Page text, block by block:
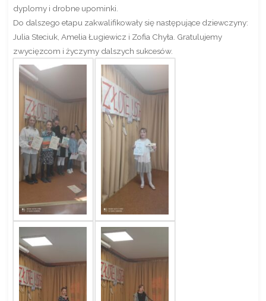
dyplomy i drobne upominki.
Do dalszego etapu zakwalifikowały się następujące dziewczyny:
Julia Steciuk, Amelia Ługiewicz i Zofia Chyła. Gratulujemy
zwycięzcom i życzymy dalszych sukcesów.